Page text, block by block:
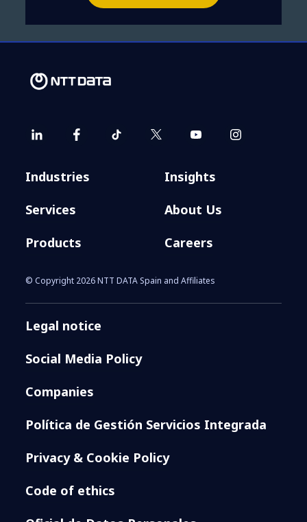
Industries
Services
Products
Insights
About Us
Careers
© Copyright 2026 NTT DATA Spain and Affiliates
Legal notice
Social Media Policy
Companies
Política de Gestión Servicios Integrada
Privacy & Cookie Policy
Code of ethics